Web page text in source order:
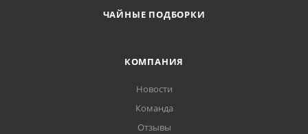
ЧАЙНЫЕ ПОДБОРКИ
КОМПАНИЯ
Новости
Команда
Отзывы